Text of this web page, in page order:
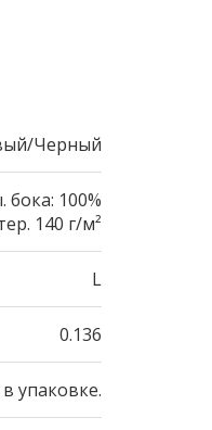
Черный
бока: 100%
140 г/м²
L
0.136
упаковке.